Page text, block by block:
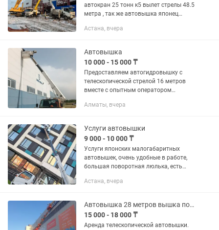
автокран 25 тонн к5 вылет стрелы 48.5
метра , так же автовышка японец
оплаты любая ,
Астана, вчера
Автовышка
10 000 - 15 000 ₸
Предоставляем автогидровышку с
телескопической стрелой 16 метров
вместе с опытным оператором
Алматы и ближайшим населенным
Алматы, вчера
Услуги автовышки
9 000 - 10 000 ₸
Услуги японских малогабаритных
автовышек, очень удобные в работе,
большая поворотная люлька, есть
подтёков масла, аккуратное и
на...
Астана, вчера
Автовышка 28 метров вышка подъемник телескопический АГП кобра
15 000 - 18 000 ₸
Аренда телескопической автовышки.